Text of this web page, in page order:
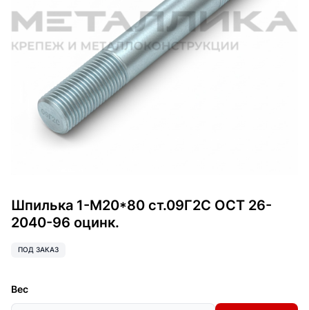
Шпилька 1-М20*80 ст.09Г2С ОСТ 26-
2040-96 оцинк.
ПОД ЗАКАЗ
Вес